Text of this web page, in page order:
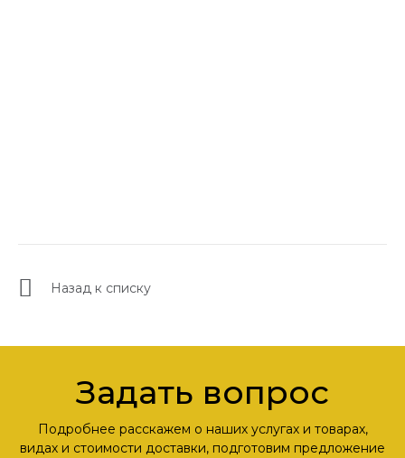
Назад к списку
Задать вопрос
Подробнее расскажем о наших услугах и товарах,
видах и стоимости доставки, подготовим предложение